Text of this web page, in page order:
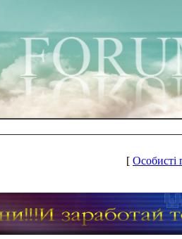
[ Особисті